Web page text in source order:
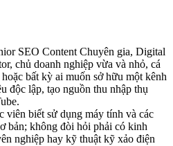
SEO Content Chuyên gia, Digital
chủ doanh nghiệp vừa và nhỏ, cá
bất kỳ ai muốn sở hữu một kênh
độc lập, tạo nguồn thu nhập thụ
viên biết sử dụng máy tính và các
bản; không đòi hỏi phải có kinh
nghiệp hay kỹ thuật kỹ xảo điện